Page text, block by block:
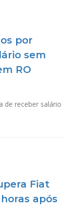
por
sem
RO
de receber salário
Fiat
após